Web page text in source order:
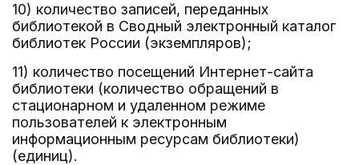
10) количество записей, переданных
библиотекой в Сводный электронный каталог
библиотек России (экземпляров);
11) количество посещений Интернет-сайта
библиотеки (количество обращений в
стационарном и удаленном режиме
пользователей к электронным
информационным ресурсам библиотеки)
(единиц).